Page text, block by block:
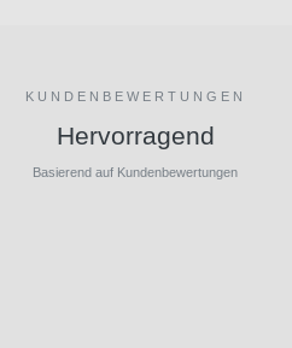
KUNDENBEWERTUNGEN
Hervorragend
Basierend auf Kundenbewertungen